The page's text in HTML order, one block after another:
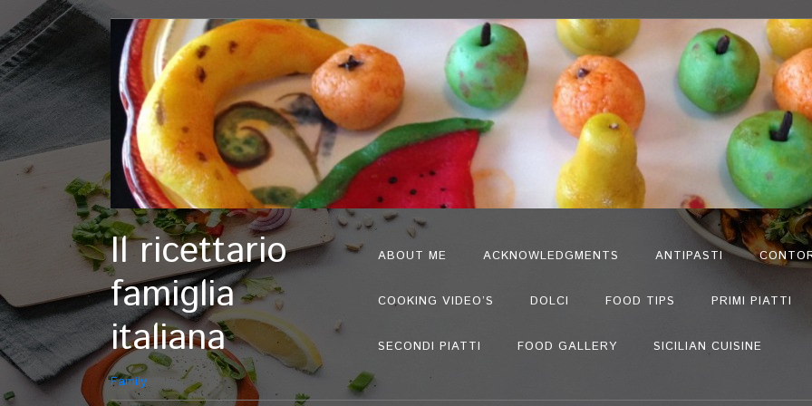
Il ricettario
famiglia
italiana
Family
ABOUT ME ACKNOWLEDGMENTS ANTIPASTI
COOKING VIDEO’S DOLCI FOOD TIPS PRIMI PIATTI
SECONDI PIATTI FOOD GALLERY SICILIAN CUISINE